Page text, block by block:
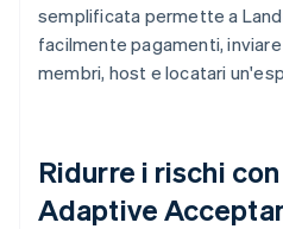
semplificata permette a
facilmente pagamenti,
membri, host e locatari
Ridurre i rischi
Adaptive